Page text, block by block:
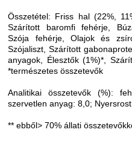
Összetétel: Friss hal (22%,
Szárított baromfi fehérje,
Szója fehérje, Olajok és
Szójaliszt, Szárított
anyagok, Élesztők (1%)*,
*természetes összetevők
Analitikai összetevők (%):
szervetlen anyag: 8,0;
** ebből> 70% állati